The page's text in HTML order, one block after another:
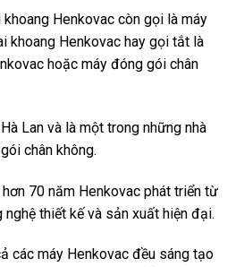
khoang Henkovac còn gọi là máy
khoang Henkovac hay gọi tắt là
hoặc máy đóng gói chân
Lan và là một trong những nhà
chân không.
70 năm Henkovac phát triển từ
nghệ thiết kế và sản xuất hiện đại.
các máy Henkovac đều sáng tạo